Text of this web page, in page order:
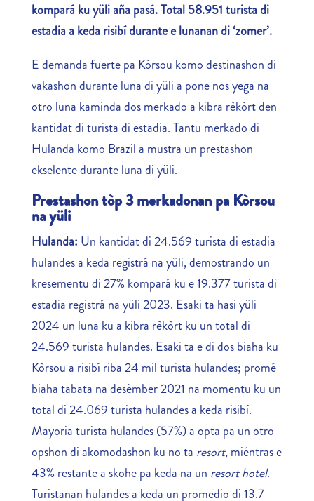
kompará ku yüli aña pasá. Total 58.951 turista di
estadia a keda risibí durante e lunanan di ‘zomer’.
E demanda fuerte pa Kòrsou komo destinashon di
vakashon durante luna di yüli a pone nos yega na
otro luna kaminda dos merkado a kibra rèkòrt den
kantidat di turista di estadia. Tantu merkado di
Hulanda komo Brazil a mustra un prestashon
ekselente durante luna di yüli.
Prestashon tòp 3 merkadonan pa Kòrsou
na yüli
Hulanda: Un kantidat di 24.569 turista di estadia
hulandes a keda registrá na yüli, demostrando un
kresementu di 27% kompará ku e 19.377 turista di
estadia registrá na yüli 2023. Esaki ta hasi yüli
2024 un luna ku a kibra rèkòrt ku un total di
24.569 turista hulandes. Esaki ta e di dos biaha ku
Kòrsou a risibí riba 24 mil turista hulandes; promé
biaha tabata na desèmber 2021 na momentu ku un
total di 24.069 turista hulandes a keda risibí.
Mayoria turista hulandes (57%) a opta pa un otro
opshon di akomodashon ku no ta resort, miéntras e
43% restante a skohe pa keda na un resort hotel.
Turistanan hulandes a keda un promedio di 13.7